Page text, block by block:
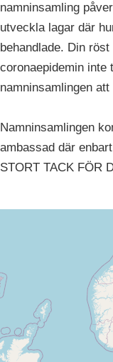
namninsamling
utveckla lagar där
behandlade. Din
coronaepidemin inte
namninsamlingen
Namninsamlingen
ambassad där
STORT TACK FÖR